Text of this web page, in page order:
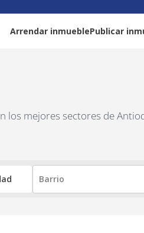
Arrendar inmueblePublicar
los mejores sectores de
Barrio